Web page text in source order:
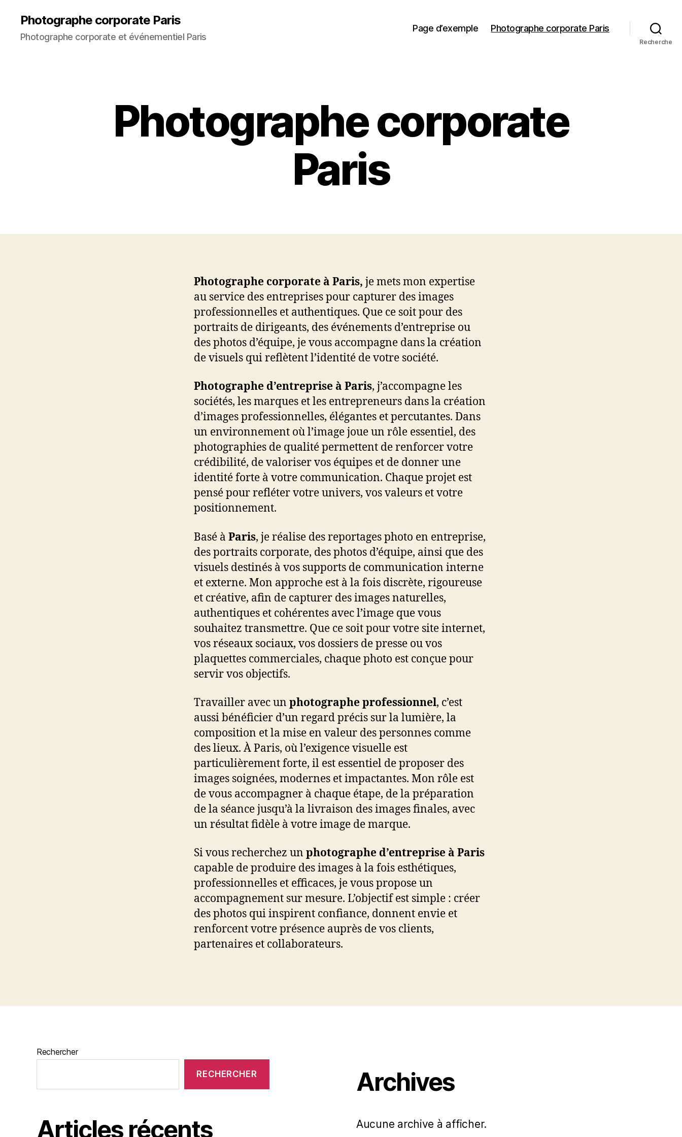
Photographe corporate Paris
Photographe corporate et événementiel Paris
Page d’exemple Photographe corporate Paris
Recherche
Photographe corporate
Paris
Photographe corporate à Paris, je mets mon expertise
au service des entreprises pour capturer des images
professionnelles et authentiques. Que ce soit pour des
portraits de dirigeants, des événements d’entreprise ou
des photos d’équipe, je vous accompagne dans la création
de visuels qui reflètent l’identité de votre société.
Photographe d’entreprise à Paris, j’accompagne les
sociétés, les marques et les entrepreneurs dans la création
d’images professionnelles, élégantes et percutantes. Dans
un environnement où l’image joue un rôle essentiel, des
photographies de qualité permettent de renforcer votre
crédibilité, de valoriser vos équipes et de donner une
identité forte à votre communication. Chaque projet est
pensé pour refléter votre univers, vos valeurs et votre
positionnement.
Basé à Paris, je réalise des reportages photo en entreprise,
des portraits corporate, des photos d’équipe, ainsi que des
visuels destinés à vos supports de communication interne
et externe. Mon approche est à la fois discrète, rigoureuse
et créative, afin de capturer des images naturelles,
authentiques et cohérentes avec l’image que vous
souhaitez transmettre. Que ce soit pour votre site internet,
vos réseaux sociaux, vos dossiers de presse ou vos
plaquettes commerciales, chaque photo est conçue pour
servir vos objectifs.
Travailler avec un photographe professionnel, c’est
aussi bénéficier d’un regard précis sur la lumière, la
composition et la mise en valeur des personnes comme
des lieux. À Paris, où l’exigence visuelle est
particulièrement forte, il est essentiel de proposer des
images soignées, modernes et impactantes. Mon rôle est
de vous accompagner à chaque étape, de la préparation
de la séance jusqu’à la livraison des images finales, avec
un résultat fidèle à votre image de marque.
Si vous recherchez un photographe d’entreprise à Paris
capable de produire des images à la fois esthétiques,
professionnelles et efficaces, je vous propose un
accompagnement sur mesure. L’objectif est simple : créer
des photos qui inspirent confiance, donnent envie et
renforcent votre présence auprès de vos clients,
partenaires et collaborateurs.
Rechercher
RECHERCHER
Articles récents
Archives
Aucune archive à afficher.